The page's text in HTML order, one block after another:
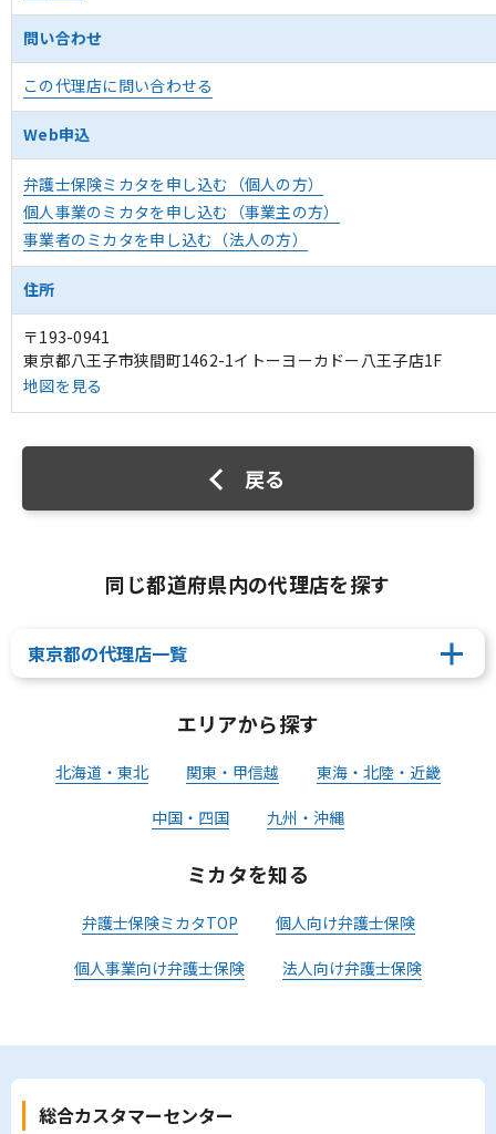
問い合わせ
この代理店に問い合わせる
Web申込
弁護士保険ミカタを申し込む（個人の方）
個人事業のミカタを申し込む（事業主の方）
事業者のミカタを申し込む（法人の方）
住所
〒193-0941
東京都八王子市狭間町1462-1イトーヨーカドー八王子店1F
地図を見る
戻る
同じ都道府県内の代理店を探す
東京都の代理店一覧
エリアから探す
北海道・東北 関東・甲信越 東海・北陸・近畿
中国・四国 九州・沖縄
ミカタを知る
弁護士保険ミカタTOP 個人向け弁護士保険
個人事業向け弁護士保険 法人向け弁護士保険
総合カスタマーセンター